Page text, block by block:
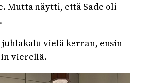
Mutta näytti, että Sade oli
juhlakalu vielä kerran, ensin
vierellä.